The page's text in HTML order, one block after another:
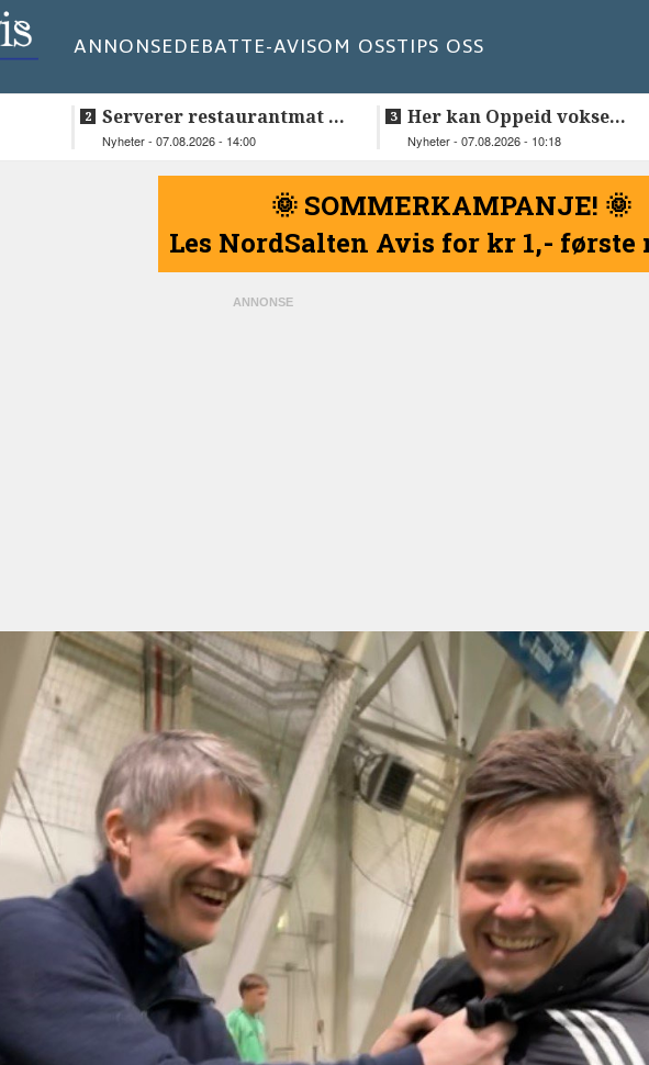
ANNONSEDEBATTE-AVISOM OSSTIPS OSS
Serverer restaurantmat til
beboerne
Nyheter - 07.08.2026 - 14:00
Her kan Oppeid vokse
videre
Nyheter - 07.08.2026 - 10:18
🌞 SOMMERKAMPANJE! 🌞
Les NordSalten Avis for kr 1,- første